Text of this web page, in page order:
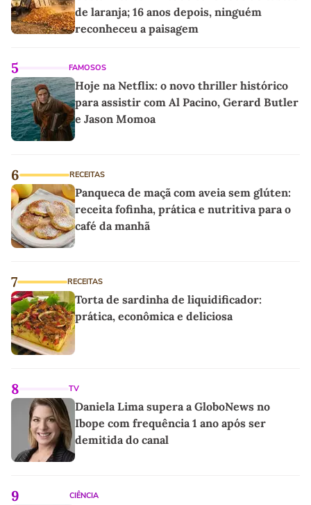
de laranja; 16 anos depois, ninguém
reconheceu a paisagem
5 FAMOSOS
Hoje na Netflix: o novo thriller histórico
para assistir com Al Pacino, Gerard Butler
e Jason Momoa
6 RECEITAS
Panqueca de maçã com aveia sem glúten:
receita fofinha, prática e nutritiva para o
café da manhã
7 RECEITAS
Torta de sardinha de liquidificador:
prática, econômica e deliciosa
8 TV
Daniela Lima supera a GloboNews no
Ibope com frequência 1 ano após ser
demitida do canal
9 CIÊNCIA